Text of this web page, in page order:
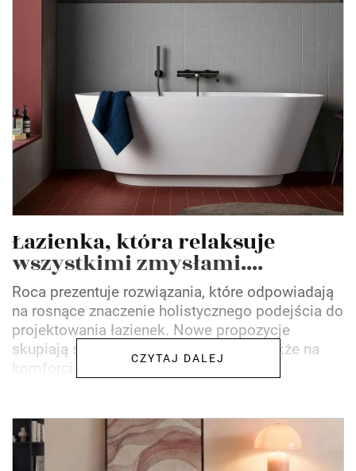
Łazienka, która relaksuje
wszystkimi zmysłami....
Roca prezentuje rozwiązania, które odpowiadają
na rosnące znaczenie holistycznego podejścia do
projektowania łazienek. Nowe propozycje
skupiają się nie tylko na estetyce, ale także na
komforcie...
CZYTAJ DALEJ